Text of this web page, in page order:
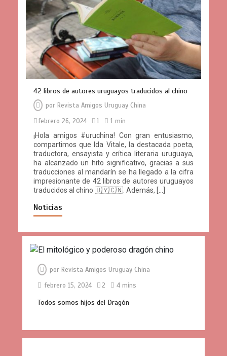
42 libros de autores uruguayos traducidos al chino
por Revista Amigos Uruguay China
febrero 26, 2024
1
1 min
¡Hola amigos #uruchina! Con gran entusiasmo,
compartimos que Ida Vitale, la destacada poeta,
traductora, ensayista y crítica literaria uruguaya,
ha alcanzado un hito significativo, gracias a sus
traducciones al mandarín se ha llegado a la cifra
impresionante de 42 libros de autores uruguayos
traducidos al chino 🇺🇾🇨🇳. Además, […]
Noticias
por Revista Amigos Uruguay China
febrero 15, 2024
2 4 mins
Todos somos hijos del Dragón